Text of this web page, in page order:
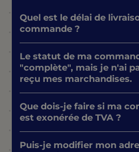
Quel est le délai de
commande ?
Le statut de ma
"complète", mais je n'ai
reçu mes marchandises.
Que dois-je faire si ma
est exonérée de TVA ?
Puis-je modifier mon